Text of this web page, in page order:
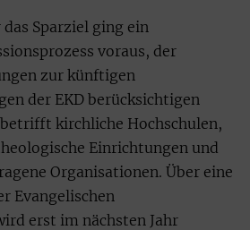
Sparziel ging ein
voraus, der
zur künftigen
der EKD berücksichtigen
kirchliche Hochschulen,
Einrichtungen und
Organisationen. Über eine
Evangelischen
erst im nächsten Jahr